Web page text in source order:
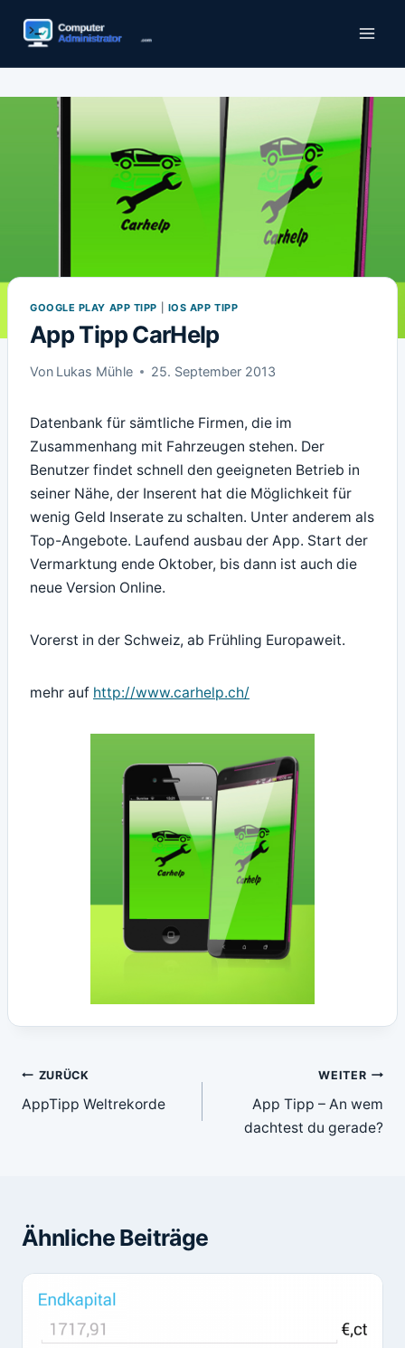
Inhalt
GOOGLE PLAY APP TIPP IOS APP TIPP
App Tipp CarHelp
Von Lukas Mühle 25. September 2013
Datenbank für sämtliche Firmen, die im
Zusammenhang mit Fahrzeugen stehen. Der
Benutzer findet schnell den geeigneten Betrieb in
seiner Nähe, der Inserent hat die Möglichkeit für
wenig Geld Inserate zu schalten. Unter anderem als
Top-Angebote. Laufend ausbau der App. Start der
Vermarktung ende Oktober, bis dann ist auch die
neue Version Online.
Vorerst in der Schweiz, ab Frühling Europaweit.
mehr auf http://www.carhelp.ch/
Beitragsnavigation
ZURÜCK
AppTipp Weltrekorde
WEITER
App Tipp – An wem
dachtest du gerade?
Ähnliche Beiträge